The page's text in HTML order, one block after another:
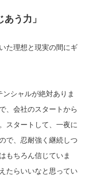
う力」
た理想と現実の間にギ
ンシャルが絶対ありま
、会社のスタートから
スタートして、一夜に
で、忍耐強く継続しつ
もちろん信じていま
たらいいなと思ってい